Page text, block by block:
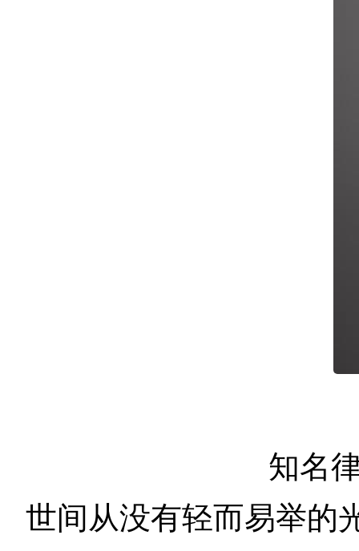
知名
世间从没有轻而易举的